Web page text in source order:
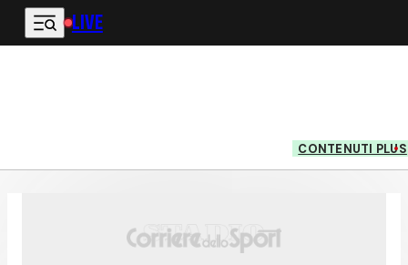
Vai al contenuto principale
LIVE
CONTENUTI PLUS